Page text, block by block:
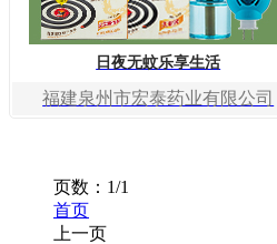
日夜无蚊乐享生活
福建泉州市宏泰药业有限公司
页数：1/1
首页
上一页